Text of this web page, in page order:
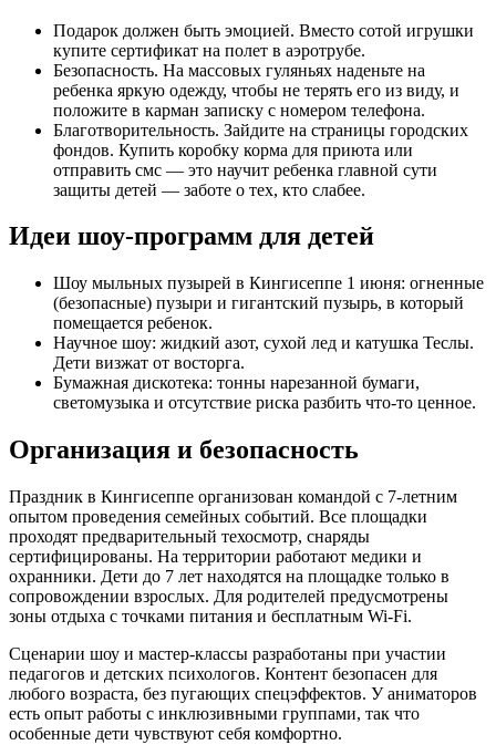
Подарок должен быть эмоцией. Вместо сотой игрушки
купите сертификат на полет в аэротрубе.
Безопасность. На массовых гуляньях наденьте на
ребенка яркую одежду, чтобы не терять его из виду, и
положите в карман записку с номером телефона.
Благотворительность. Зайдите на страницы городских
фондов. Купить коробку корма для приюта или
отправить смс — это научит ребенка главной сути
защиты детей — заботе о тех, кто слабее.
Идеи шоу-программ для детей
Шоу мыльных пузырей в Кингисеппе 1 июня: огненные
(безопасные) пузыри и гигантский пузырь, в который
помещается ребенок.
Научное шоу: жидкий азот, сухой лед и катушка Теслы.
Дети визжат от восторга.
Бумажная дискотека: тонны нарезанной бумаги,
светомузыка и отсутствие риска разбить что-то ценное.
Организация и безопасность
Праздник в Кингисеппе организован командой с 7-летним
опытом проведения семейных событий. Все площадки
проходят предварительный техосмотр, снаряды
сертифицированы. На территории работают медики и
охранники. Дети до 7 лет находятся на площадке только в
сопровождении взрослых. Для родителей предусмотрены
зоны отдыха с точками питания и бесплатным Wi-Fi.
Сценарии шоу и мастер-классы разработаны при участии
педагогов и детских психологов. Контент безопасен для
любого возраста, без пугающих спецэффектов. У аниматоров
есть опыт работы с инклюзивными группами, так что
особенные дети чувствуют себя комфортно.